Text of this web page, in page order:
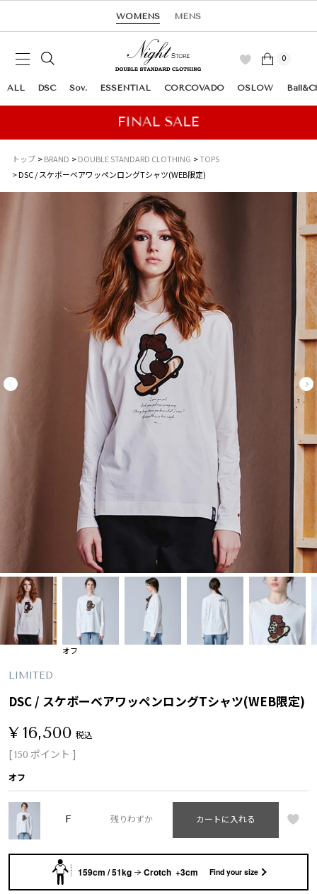
WOMENS MENS
0
ALL DSC Sov. ESSENTIAL CORCOVADO OSLOW
トップ BRAND DOUBLE STANDARD CLOTHING
TOPS
DSC / スケボーベアワッペンロングTシャツ(WEB限定)
オフ
LIMITED
DSC / スケボーベアワッペンロングTシャツ(WEB限定)
¥16,500 税込
[150 ポイント ]
オフ
F 残りわずか カートに入れる
159cm / 51kg Crotch +3cm Find your size